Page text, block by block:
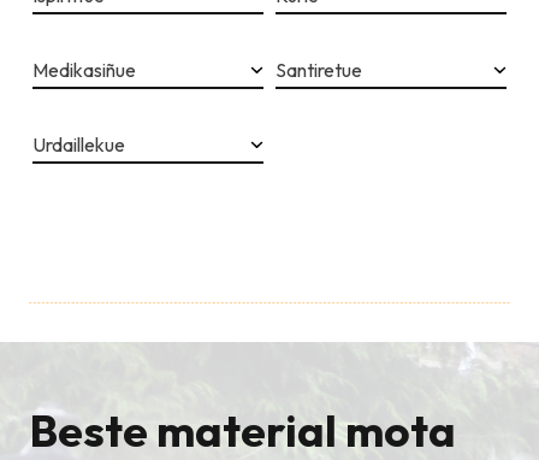
Medikasiñue Santiretue
Urdaillekue
Beste material mota